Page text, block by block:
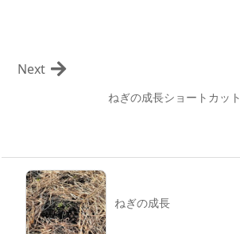
ねぎの成長ショートカット
Next
ねぎの成長